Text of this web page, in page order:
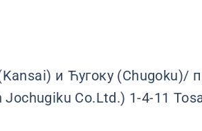
и Ћугоку (Chugoku)/
Co.Ltd.) 1-4-11